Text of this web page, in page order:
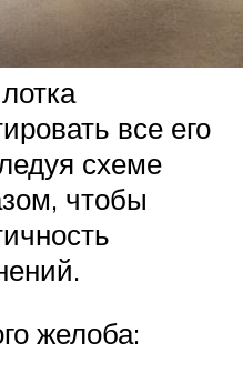
все его
схеме
чтобы
желоба: